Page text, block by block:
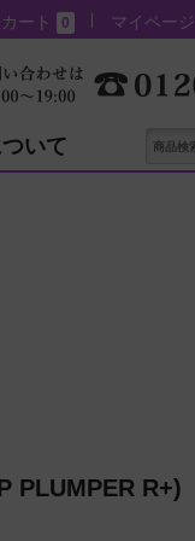
カート 0 マイページ
いて
PLUMPER R+)